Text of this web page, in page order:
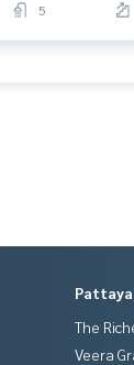
5
The
Veera